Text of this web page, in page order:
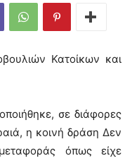
Κατοίκων και
σε διάφορες
η κοινή δράση Δεν
όπως είχε